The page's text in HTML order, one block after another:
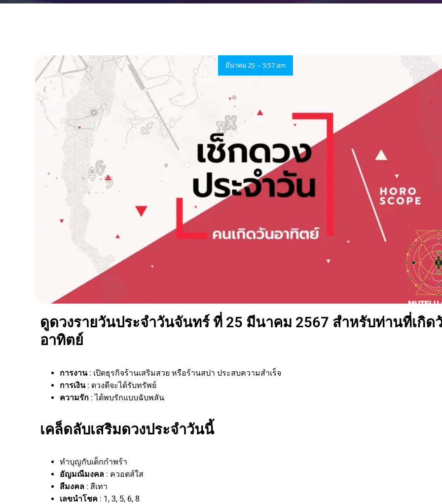
มีนาคม 25 - 5:57 am
ดูดวงรายวันประจำวันจันทร์ ที่ 25 มีนาคม 2567 สำหรับท่านที่เกิด
อาทิตย์
การงาน: เปิดธุรกิจร้านเสริมสวย หรือร้านสปา ประสบความสำเร็จ
การเงิน: ดวงดีจะได้รับทรัพย์
ความรัก : ได้พบรักแบบฉับพลัน
เคล็ดลับเสริมดวงประจำวันนี้
ทำบุญกับเด็กกำพร้า
อัญมณีมงคล : ควอตส์ใส
สีมงคล : สีเทา
เลขนำโชค : 1, 3, 5, 6, 8